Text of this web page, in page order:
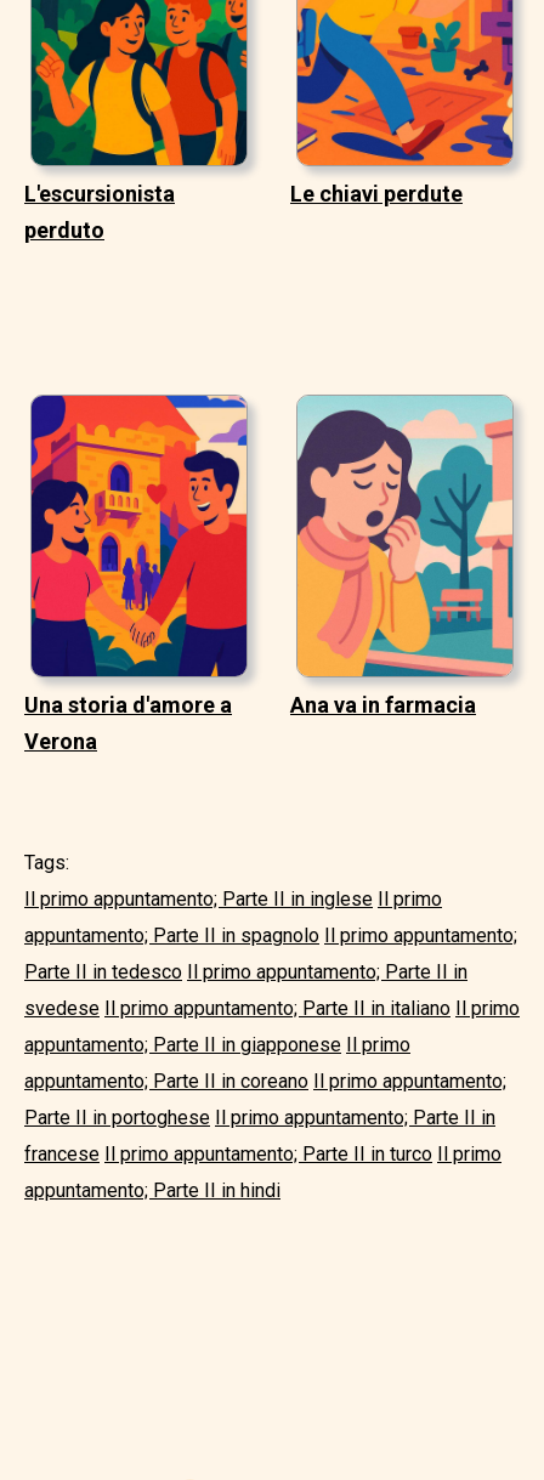
L'escursionista
perduto
Le chiavi perdute
Una storia d'amore a
Verona
Ana va in farmacia
Tags:
Il primo appuntamento; Parte II in inglese Il primo
appuntamento; Parte II in spagnolo Il primo appuntamento;
Parte II in tedesco Il primo appuntamento; Parte II in
svedese Il primo appuntamento; Parte II in italiano Il primo
appuntamento; Parte II in giapponese Il primo
appuntamento; Parte II in coreano Il primo appuntamento;
Parte II in portoghese Il primo appuntamento; Parte II in
francese Il primo appuntamento; Parte II in turco Il primo
appuntamento; Parte II in hindi